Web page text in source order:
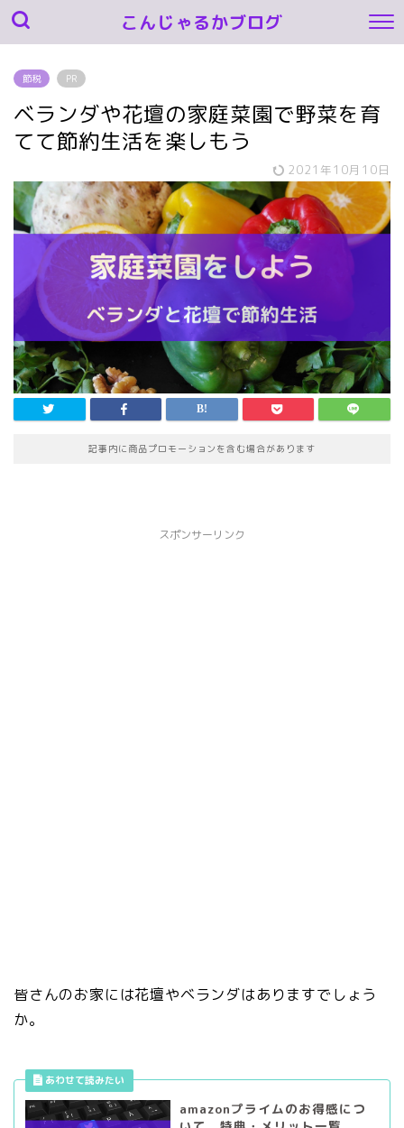
こんじゃるかブログ
節税 PR
ベランダや花壇の家庭菜園で野菜を育
てて節約生活を楽しもう
2021年10月10日
記事内に商品プロモーションを含む場合があります
スポンサーリンク
皆さんのお家には花壇やベランダはありますでしょう
か。
amazonプライムのお得感につ